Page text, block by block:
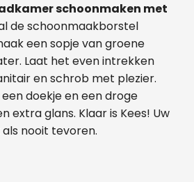
schoonmaken met
de schoonmaakborstel
een sopje van groene
Laat het even intrekken
en schrob met plezier.
doekje en een droge
extra glans. Klaar is Kees! Uw
nooit tevoren.